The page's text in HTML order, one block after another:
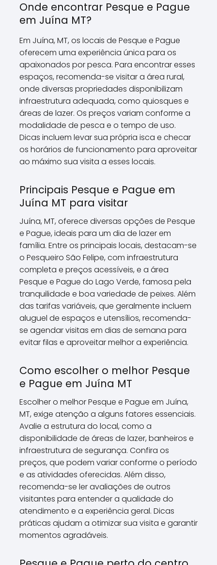
Onde encontrar Pesque e Pague
em Juína MT?
Em Juína, MT, os locais de Pesque e Pague
oferecem uma experiência única para os
apaixonados por pesca. Para encontrar esses
espaços, recomenda-se visitar a área rural,
onde diversas propriedades disponibilizam
infraestrutura adequada, como quiosques e
áreas de lazer. Os preços variam conforme a
modalidade de pesca e o tempo de uso.
Dicas incluem levar sua própria isca e checar
os horários de funcionamento para aproveitar
ao máximo sua visita a esses locais.
Principais Pesque e Pague em
Juína MT para visitar
Juína, MT, oferece diversas opções de Pesque
e Pague, ideais para um dia de lazer em
família. Entre os principais locais, destacam-se
o Pesqueiro São Felipe, com infraestrutura
completa e preços acessíveis, e a área
Pesque e Pague do Lago Verde, famosa pela
tranquilidade e boa variedade de peixes. Além
das tarifas variáveis, que geralmente incluem
aluguel de espaços e utensílios, recomenda-
se agendar visitas em dias de semana para
evitar filas e aproveitar melhor a experiência.
Como escolher o melhor Pesque
e Pague em Juína MT
Escolher o melhor Pesque e Pague em Juína,
MT, exige atenção a alguns fatores essenciais.
Avalie a estrutura do local, como a
disponibilidade de áreas de lazer, banheiros e
infraestrutura de segurança. Confira os
preços, que podem variar conforme o período
e as atividades oferecidas. Além disso,
recomenda-se ler avaliações de outros
visitantes para entender a qualidade do
atendimento e a experiência geral. Dicas
práticas ajudam a otimizar sua visita e garantir
momentos agradáveis.